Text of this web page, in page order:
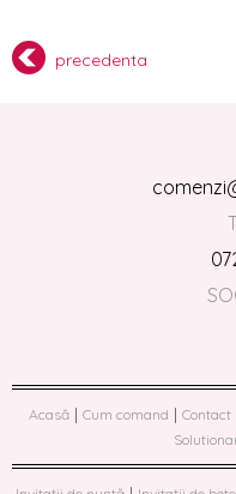
precedenta
Acasă | Cum comand | Contact